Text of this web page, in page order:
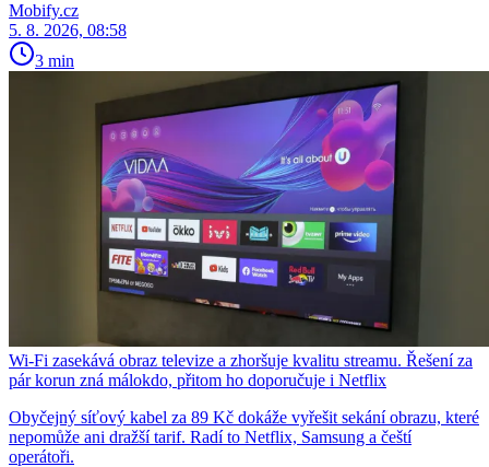
Mobify.cz
5. 8. 2026, 08:58
3 min
Wi-Fi zasekává obraz televize a zhoršuje kvalitu streamu. Řešení za
pár korun zná málokdo, přitom ho doporučuje i Netflix
Obyčejný síťový kabel za 89 Kč dokáže vyřešit sekání obrazu, které
nepomůže ani dražší tarif. Radí to Netflix, Samsung a čeští
operátoři.